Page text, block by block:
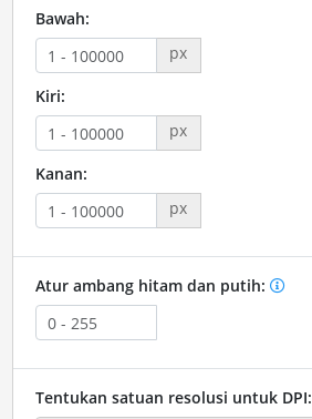
Bawah:
px
Kiri:
px
Kanan:
px
Atur ambang hitam dan putih:
Tentukan satuan resolusi untuk DPI: